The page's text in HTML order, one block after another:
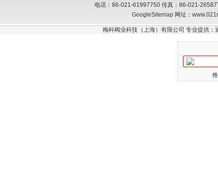
电话：86-021-61997750 传真：86-021-
GoogleSitemap网址：
梅科阀业科技（上海）有限公司 专业提供